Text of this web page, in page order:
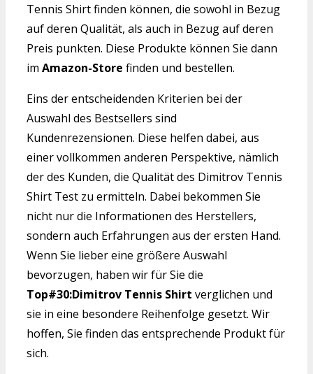
Tennis Shirt finden können, die sowohl in Bezug
auf deren Qualität, als auch in Bezug auf deren
Preis punkten. Diese Produkte können Sie dann
im Amazon-Store finden und bestellen.
Eins der entscheidenden Kriterien bei der
Auswahl des Bestsellers sind
Kundenrezensionen. Diese helfen dabei, aus
einer vollkommen anderen Perspektive, nämlich
der des Kunden, die Qualität des Dimitrov Tennis
Shirt Test zu ermitteln. Dabei bekommen Sie
nicht nur die Informationen des Herstellers,
sondern auch Erfahrungen aus der ersten Hand.
Wenn Sie lieber eine größere Auswahl
bevorzugen, haben wir für Sie die
Top#30:Dimitrov Tennis Shirt verglichen und
sie in eine besondere Reihenfolge gesetzt. Wir
hoffen, Sie finden das entsprechende Produkt für
sich.